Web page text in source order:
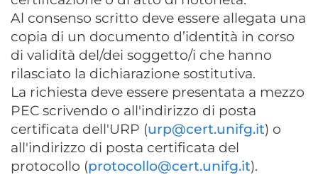
Al consenso scritto deve essere allegata una
copia di un documento d’identità in corso
di validità del/dei soggetto/i che hanno
rilasciato la dichiarazione sostitutiva.
La richiesta deve essere presentata a mezzo
PEC scrivendo o all'indirizzo di posta
certificata dell'URP (urp@cert.unifg.it) o
all'indirizzo di posta certificata del
protocollo (protocollo@cert.unifg.it).